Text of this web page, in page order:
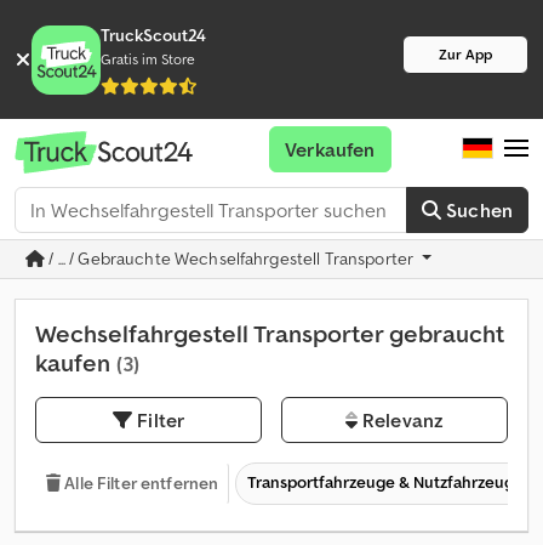
TruckScout24
Gratis im Store Zur App
Suchen
Verkaufen
/ ... / Gebrauchte Wechselfahrgestell Transporter
Wechselfahrgestell Transporter gebraucht
kaufen (3)
Filter Relevanz
Alle Filter entfernen Transportfahrzeuge & Nutzfahrzeuge